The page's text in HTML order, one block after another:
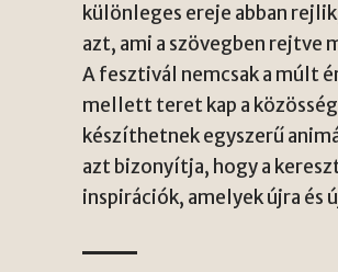
különleges ereje abban
azt, ami a szövegben rejtve
A fesztivál nemcsak a múlt
mellett teret kap a
készíthetnek egyszerű
azt bizonyítja, hogy a
inspirációk, amelyek újra és